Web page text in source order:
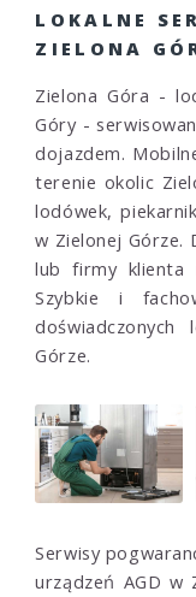
LOKALNE
ZIELONA
Zielona Góra -
Góry -
dojazdem.
terenie okolic
lodówek,
w Zielonej Górze.
lub firmy klienta
Szybkie i
doświadczonych
Górze.
Serwisy
urządzeń AGD w